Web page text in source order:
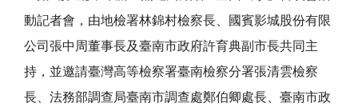
動記者會，由地檢署林錦村檢察長、國賓影城股份有限
公司張中周董事長及臺南市政府許育典副市長共同主
持，並邀請臺灣高等檢察署臺南檢察分署張清雲檢察
長、法務部調查局臺南市調查處鄭伯卿處長、臺南市政